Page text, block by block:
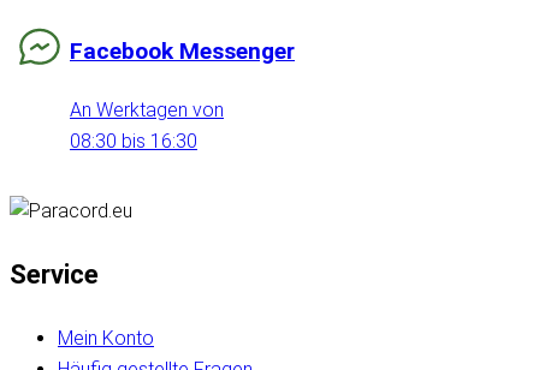
Facebook Messenger
An Werktagen von
08:30 bis 16:30
Service
Mein Konto